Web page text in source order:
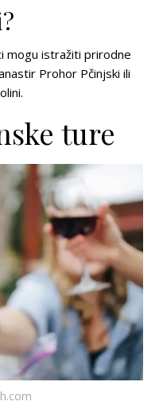
mogu istražiti prirodne
Prohor Pčinjski ili
ture